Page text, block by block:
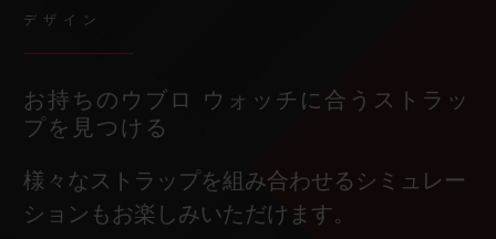
デザイン
お持ちのウブロ ウォッチに合うストラッ
プを見つける
様々なストラップを組み合わせるシミュレー
ションもお楽しみいただけます。